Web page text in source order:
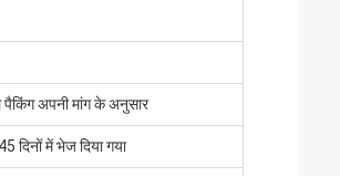
अपनी मांग के अनुसार
दिनों में भेज दिया गया